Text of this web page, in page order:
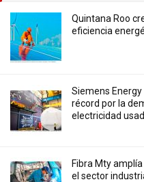
Quintana Roo
eficiencia
Siemens
récord por la
electricidad
Fibra Mty
el sector